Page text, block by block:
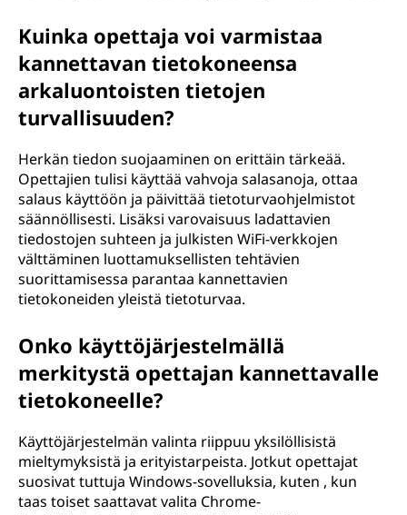
Kuinka opettaja voi varmistaa
kannettavan tietokoneensa
arkaluontoisten tietojen
turvallisuuden?
Herkän tiedon suojaaminen on erittäin tärkeää.
Opettajien tulisi käyttää vahvoja salasanoja, ottaa
salaus käyttöön ja päivittää tietoturvaohjelmistot
säännöllisesti. Lisäksi varovaisuus ladattavien
tiedostojen suhteen ja julkisten WiFi-verkkojen
välttäminen luottamuksellisten tehtävien
suorittamisessa parantaa kannettavien
tietokoneiden yleistä tietoturvaa.
Onko käyttöjärjestelmällä
merkitystä opettajan kannettavalle
tietokoneelle?
Käyttöjärjestelmän valinta riippuu yksilöllisistä
mieltymyksistä ja erityistarpeista. Jotkut opettajat
suosivat tuttuja Windows-sovelluksia, kuten , kun
taas toiset saattavat valita Chrome-